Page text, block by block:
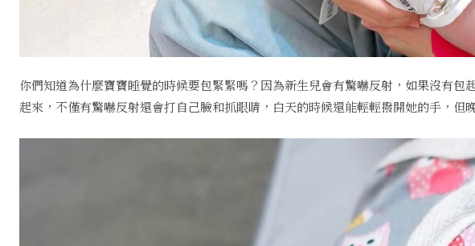
你們知道為什麼寶寶睡覺的時候要包緊緊嗎？因為新生兒會有驚嚇反射，如果沒有
起來，不僅有驚嚇反射還會打自己臉和抓眼睛，白天的時候還能輕輕撥開她的手，但